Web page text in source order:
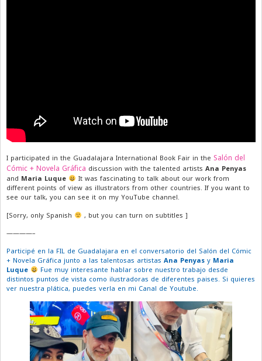
I participated in the Guadalajara International Book Fair in the Salón del
Cómic + Novela Gráfica discussion with the talented artists Ana Penyas
and Maria Luque
It was fascinating to talk about our work from
different points of view as illustrators from other countries. If you want to
see our talk, you can see it on my YouTube channel.
[Sorry, only Spanish , but you can turn on subtitles ]
————–
Participé en la FIL de Guadalajara en el conversatorio del Salón del Cómic
+ Novela Gráfica junto a las talentosas artistas Ana Penyas y Maria
Luque
Fue muy interesante hablar sobre nuestro trabajo desde
distintos puntos de vista como ilustradoras de diferentes paises. Si quieres
ver nuestra plática, puedes verla en mi Canal de Youtube.